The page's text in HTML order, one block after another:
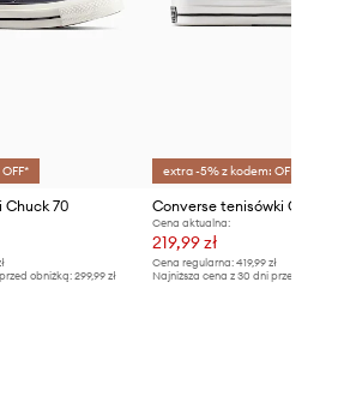
70
obniżką:299,99 zł
extra -5% z kodem: OFF*
Converse tenisówki Chuck
Cena aktualna:
219,99 zł
Cena regularna: 419,99 zł
Najniższa cena z 30 dni przed obniżką: